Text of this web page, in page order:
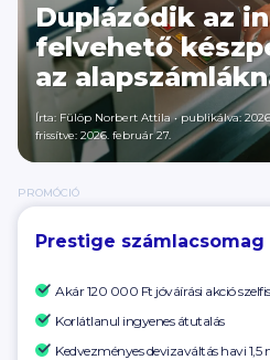
Duplázódik az
felvehető
az
Írta: Fülöp Norbert Attila•publikálva:
frissítve: 2026. február 27.
PROMÓCIÓ
Prestige számlacsomag
Akár 120 000 Ft jóváírási akció
Korlátlanul ingyenes átutalás
Kedvezményes devizaváltás havi 1,5